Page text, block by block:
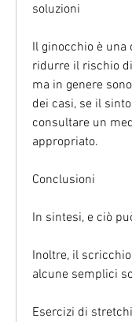
soluzioni
Il ginocchio è
ridurre il rischio
ma in genere
dei casi, se il
consultare un
appropriato.
Conclusioni
In sintesi, e ciò
Inoltre, il
alcune semplici
Esercizi di